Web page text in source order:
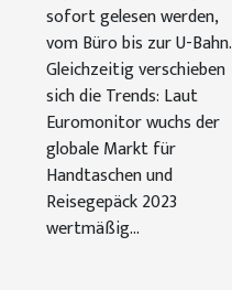
sofort gelesen werden,
vom Büro bis zur U-Bahn.
Gleichzeitig verschieben
sich die Trends: Laut
Euromonitor wuchs der
globale Markt für
Handtaschen und
Reisegepäck 2023
wertmäßig...